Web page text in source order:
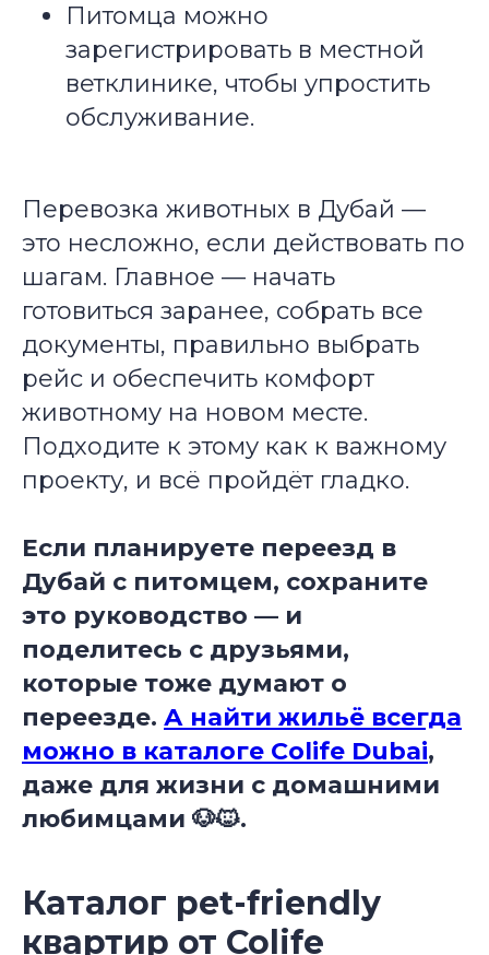
Питомца можно
зарегистрировать в местной
ветклинике, чтобы упростить
обслуживание.
Перевозка животных в Дубай —
это несложно, если действовать по
шагам. Главное — начать
готовиться заранее, собрать все
документы, правильно выбрать
рейс и обеспечить комфорт
животному на новом месте.
Подходите к этому как к важному
проекту, и всё пройдёт гладко.
Если планируете переезд в
Дубай с питомцем, сохраните
это руководство — и
поделитесь с друзьями,
которые тоже думают о
переезде. А найти жильё всегда
можно в каталоге Colife Dubai,
даже для жизни с домашними
любимцами 🐶🐱.
Каталог pet-friendly
квартир от Colife